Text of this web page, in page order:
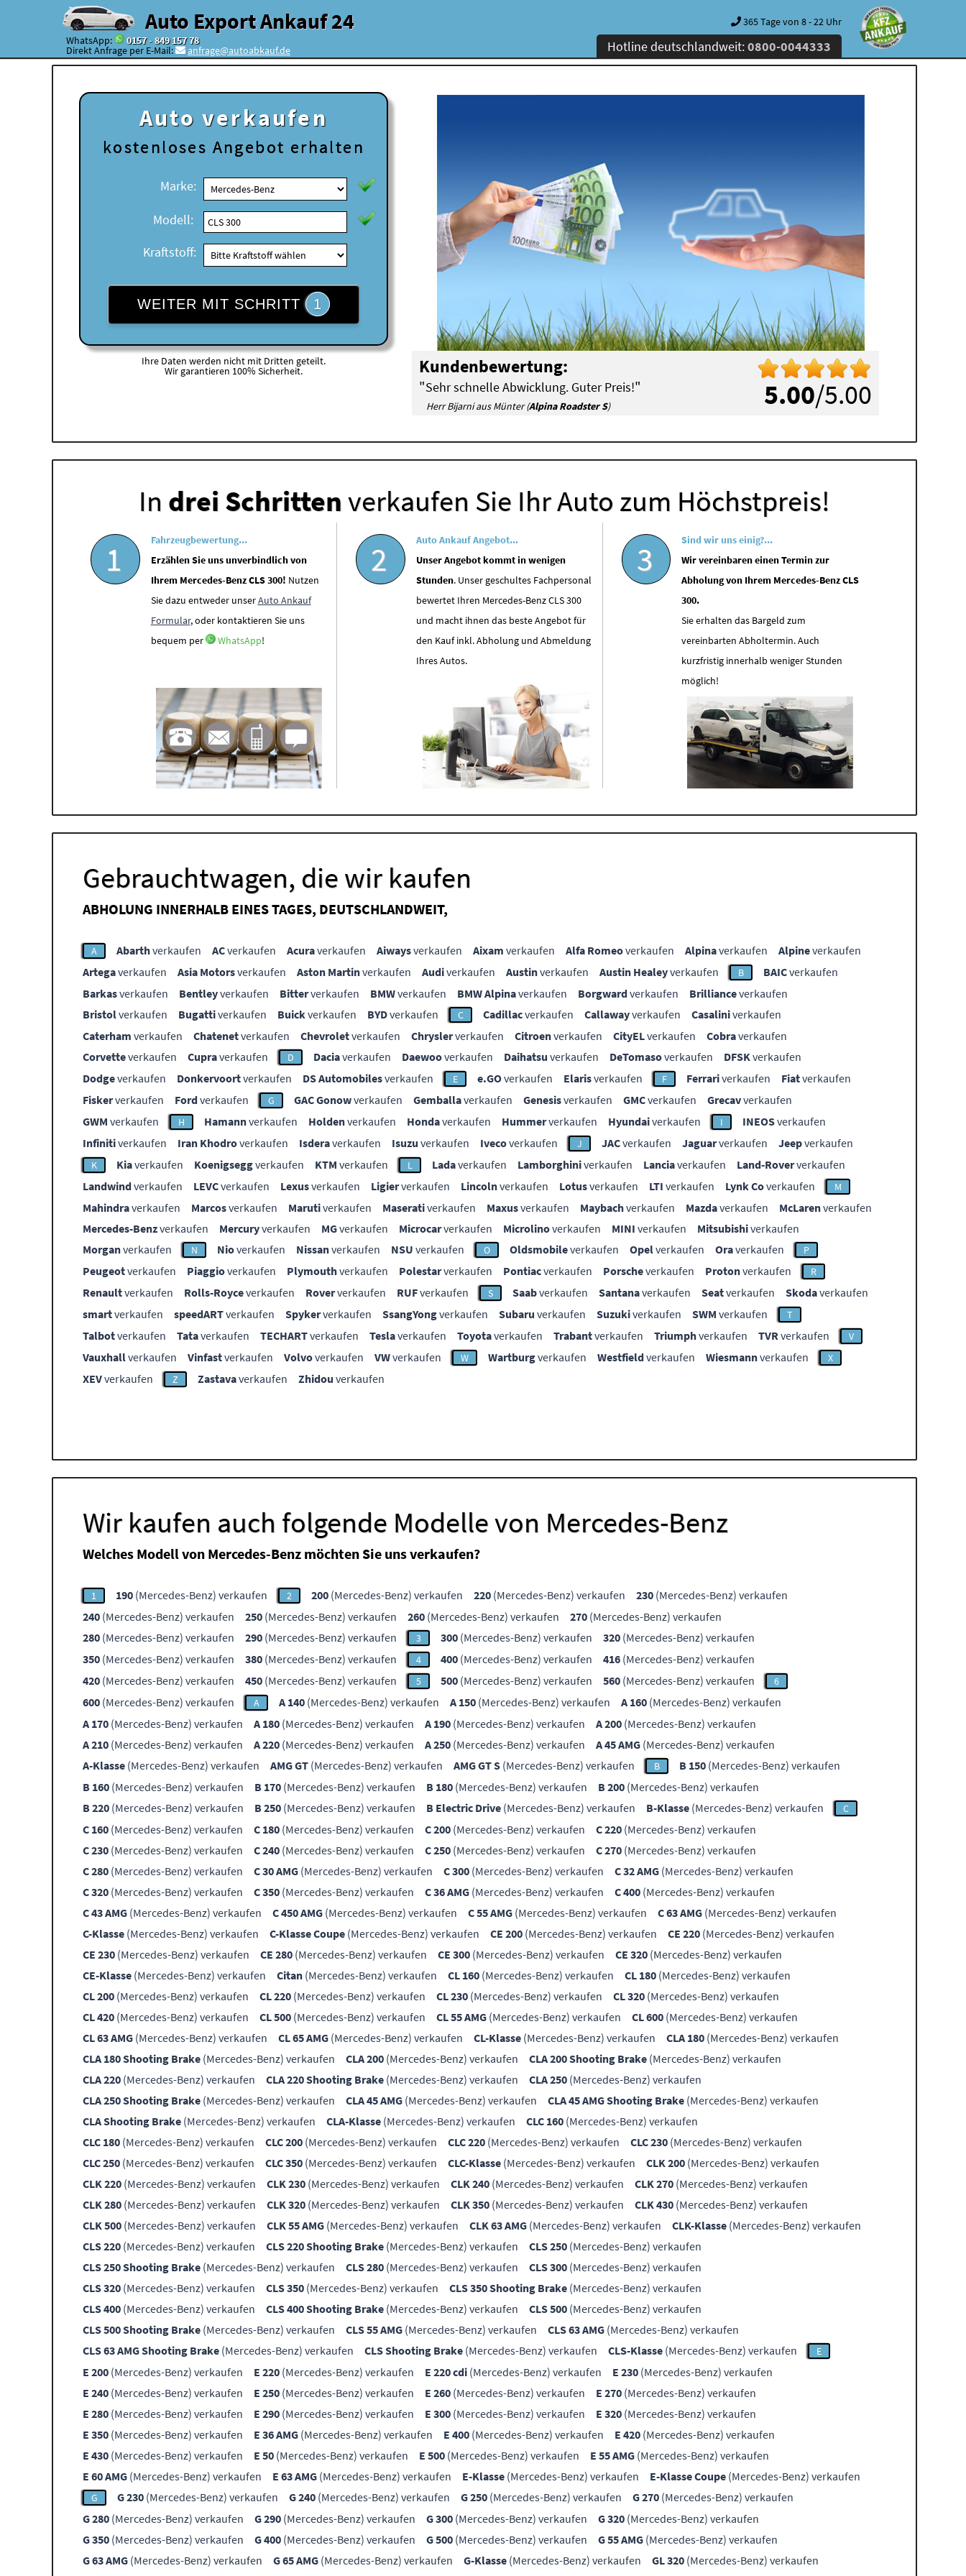
Auto Export Ankauf 24
WhatsApp: 0157 - 849 157 78
Direkt Anfrage per E-Mail: anfrage@autoabkauf.de
365 Tage von 8 - 22 Uhr
Hotline deutschlandweit:0800-0044333
Auto verkaufen
kostenloses Angebot erhalten
Marke:
Modell:
Kraftstoff:
WEITER MIT SCHRITT 1
Ihre Daten werden nicht mit Dritten geteilt.
Wir garantieren 100% Sicherheit.
5.00/5.00
Kundenbewertung:
"Sehr schnelle Abwicklung. Guter Preis!"
Herr Bijarni aus Münter (Alpina Roadster S)
In drei Schrittenverkaufen Sie Ihr Auto zum Höchstpreis!
1
Fahrzeugbewertung...
Erzählen Sie uns unverbindlich von
Ihrem Mercedes-Benz CLS 300! Nutzen
Sie dazu entweder unserAuto Ankauf
Formular, oder kontaktieren Sie uns
bequem per
WhatsApp!
2
Auto Ankauf Angebot...
Unser Angebot kommt in wenigen
Stunden. Unser geschultes Fachpersonal
bewertet Ihren Mercedes-Benz CLS 300
und macht ihnen das beste Angebot für
den Kauf inkl. Abholung und Abmeldung
Ihres Autos.
3
Sind wir uns einig?...
Wir vereinbaren einen Termin zur
Abholung von Ihrem Mercedes-Benz CLS
300.
Sie erhalten das Bargeld zum
vereinbarten Abholtermin. Auch
kurzfristig innerhalb weniger Stunden
möglich!
Gebrauchtwagen, die wir kaufen
ABHOLUNG INNERHALB EINES TAGES, DEUTSCHLANDWEIT,
A Abarthverkaufen ACverkaufen Acuraverkaufen Aiwaysverkaufen Aixam verkaufen Alfa Romeoverkaufen Alpinaverkaufen Alpineverkaufen
Artegaverkaufen Asia Motorsverkaufen Aston Martinverkaufen Audiverkaufen Austinverkaufen Austin Healeyverkaufen B BAICverkaufen
Barkasverkaufen Bentleyverkaufen Bitterverkaufen BMWverkaufen BMW Alpinaverkaufen Borgwardverkaufen Brillianceverkaufen
Bristolverkaufen Bugattiverkaufen Buickverkaufen BYDverkaufen C Cadillacverkaufen Callawayverkaufen Casaliniverkaufen
Caterham verkaufen Chatenetverkaufen Chevroletverkaufen Chryslerverkaufen Citroenverkaufen CityELverkaufen Cobraverkaufen
Corvetteverkaufen Cupraverkaufen D Daciaverkaufen Daewooverkaufen Daihatsu verkaufen DeTomasoverkaufen DFSKverkaufen
Dodgeverkaufen Donkervoortverkaufen DS Automobilesverkaufen E e.GOverkaufen Elarisverkaufen F Ferrariverkaufen Fiatverkaufen
Fiskerverkaufen Fordverkaufen G GAC Gonowverkaufen Gemballaverkaufen Genesisverkaufen GMCverkaufen Grecavverkaufen
GWM verkaufen H Hamannverkaufen Holdenverkaufen Hondaverkaufen Hummerverkaufen Hyundaiverkaufen I INEOSverkaufen
Infinitiverkaufen Iran Khodroverkaufen Isderaverkaufen Isuzu verkaufen Ivecoverkaufen J JACverkaufen Jaguarverkaufen Jeepverkaufen
K Kiaverkaufen Koenigseggverkaufen KTM verkaufen L Ladaverkaufen Lamborghiniverkaufen Lanciaverkaufen Land-Roververkaufen
Landwindverkaufen LEVCverkaufen Lexusverkaufen Ligierverkaufen Lincolnverkaufen Lotusverkaufen LTI verkaufen Lynk Coverkaufen M
Mahindraverkaufen Marcosverkaufen Marutiverkaufen Maserativerkaufen Maxusverkaufen Maybachverkaufen Mazdaverkaufen McLarenverkaufen
Mercedes-Benzverkaufen Mercuryverkaufen MGverkaufen Microcarverkaufen Microlinoverkaufen MINI verkaufen Mitsubishiverkaufen
Morganverkaufen N Nioverkaufen Nissanverkaufen NSU verkaufen O Oldsmobileverkaufen Opelverkaufen Oraverkaufen P
Peugeotverkaufen Piaggioverkaufen Plymouthverkaufen Polestarverkaufen Pontiacverkaufen Porscheverkaufen Protonverkaufen R
Renaultverkaufen Rolls-Royceverkaufen Roververkaufen RUFverkaufen S Saabverkaufen Santanaverkaufen Seatverkaufen Skodaverkaufen
smartverkaufen speedARTverkaufen Spykerverkaufen SsangYongverkaufen Subaru verkaufen Suzukiverkaufen SWM verkaufen T
Talbotverkaufen Tataverkaufen TECHARTverkaufen Teslaverkaufen Toyotaverkaufen Trabantverkaufen Triumphverkaufen TVRverkaufen V
Vauxhallverkaufen Vinfastverkaufen Volvoverkaufen VWverkaufen W Wartburgverkaufen Westfieldverkaufen Wiesmannverkaufen X
XEVverkaufen Z Zastavaverkaufen Zhidou verkaufen
Wir kaufen auch folgende Modelle von Mercedes-Benz
Welches Modell von Mercedes-Benz möchten Sie uns verkaufen?
1 190 (Mercedes-Benz) verkaufen 2 200 (Mercedes-Benz) verkaufen 220 (Mercedes-Benz) verkaufen 230 (Mercedes-Benz) verkaufen
240 (Mercedes-Benz) verkaufen 250 (Mercedes-Benz) verkaufen 260 (Mercedes-Benz) verkaufen 270 (Mercedes-Benz) verkaufen
280 (Mercedes-Benz) verkaufen 290 (Mercedes-Benz) verkaufen 3 300 (Mercedes-Benz) verkaufen 320 (Mercedes-Benz) verkaufen
350 (Mercedes-Benz) verkaufen 380 (Mercedes-Benz) verkaufen 4 400 (Mercedes-Benz) verkaufen 416 (Mercedes-Benz) verkaufen
420 (Mercedes-Benz) verkaufen 450 (Mercedes-Benz) verkaufen 5 500 (Mercedes-Benz) verkaufen 560 (Mercedes-Benz) verkaufen 6
600 (Mercedes-Benz) verkaufen A A 140 (Mercedes-Benz) verkaufen A 150 (Mercedes-Benz) verkaufen A 160 (Mercedes-Benz) verkaufen
A 170 (Mercedes-Benz) verkaufen A 180 (Mercedes-Benz) verkaufen A 190 (Mercedes-Benz) verkaufen A 200 (Mercedes-Benz) verkaufen
A 210 (Mercedes-Benz) verkaufen A 220 (Mercedes-Benz) verkaufen A 250 (Mercedes-Benz) verkaufen A 45 AMG (Mercedes-Benz) verkaufen
A-Klasse (Mercedes-Benz) verkaufen AMG GT (Mercedes-Benz) verkaufen AMG GT S (Mercedes-Benz) verkaufen B B 150 (Mercedes-Benz) verkaufen
B 160 (Mercedes-Benz) verkaufen B 170 (Mercedes-Benz) verkaufen B 180 (Mercedes-Benz) verkaufen B 200 (Mercedes-Benz) verkaufen
B 220 (Mercedes-Benz) verkaufen B 250 (Mercedes-Benz) verkaufen B Electric Drive (Mercedes-Benz) verkaufen B-Klasse (Mercedes-Benz) verkaufen C
C 160 (Mercedes-Benz) verkaufen C 180 (Mercedes-Benz) verkaufen C 200 (Mercedes-Benz) verkaufen C 220 (Mercedes-Benz) verkaufen
C 230 (Mercedes-Benz) verkaufen C 240 (Mercedes-Benz) verkaufen C 250 (Mercedes-Benz) verkaufen C 270 (Mercedes-Benz) verkaufen
C 280 (Mercedes-Benz) verkaufen C 30 AMG (Mercedes-Benz) verkaufen C 300 (Mercedes-Benz) verkaufen C 32 AMG (Mercedes-Benz) verkaufen
C 320 (Mercedes-Benz) verkaufen C 350 (Mercedes-Benz) verkaufen C 36 AMG (Mercedes-Benz) verkaufen C 400 (Mercedes-Benz) verkaufen
C 43 AMG (Mercedes-Benz) verkaufen C 450 AMG (Mercedes-Benz) verkaufen C 55 AMG (Mercedes-Benz) verkaufen C 63 AMG (Mercedes-Benz) verkaufen
C-Klasse (Mercedes-Benz) verkaufen C-Klasse Coupe (Mercedes-Benz) verkaufen CE 200 (Mercedes-Benz) verkaufen CE 220 (Mercedes-Benz) verkaufen
CE 230 (Mercedes-Benz) verkaufen CE 280 (Mercedes-Benz) verkaufen CE 300 (Mercedes-Benz) verkaufen CE 320 (Mercedes-Benz) verkaufen
CE-Klasse (Mercedes-Benz) verkaufen Citan (Mercedes-Benz) verkaufen CL 160 (Mercedes-Benz) verkaufen CL 180 (Mercedes-Benz) verkaufen
CL 200 (Mercedes-Benz) verkaufen CL 220 (Mercedes-Benz) verkaufen CL 230 (Mercedes-Benz) verkaufen CL 320 (Mercedes-Benz) verkaufen
CL 420 (Mercedes-Benz) verkaufen CL 500 (Mercedes-Benz) verkaufen CL 55 AMG (Mercedes-Benz) verkaufen CL 600 (Mercedes-Benz) verkaufen
CL 63 AMG (Mercedes-Benz) verkaufen CL 65 AMG (Mercedes-Benz) verkaufen CL-Klasse (Mercedes-Benz) verkaufen CLA 180 (Mercedes-Benz) verkaufen
CLA 180 Shooting Brake (Mercedes-Benz) verkaufen CLA 200 (Mercedes-Benz) verkaufen CLA 200 Shooting Brake (Mercedes-Benz) verkaufen
CLA 220 (Mercedes-Benz) verkaufen CLA 220 Shooting Brake (Mercedes-Benz) verkaufen CLA 250 (Mercedes-Benz) verkaufen
CLA 250 Shooting Brake (Mercedes-Benz) verkaufen CLA 45 AMG (Mercedes-Benz) verkaufen CLA 45 AMG Shooting Brake (Mercedes-Benz) verkaufen
CLA Shooting Brake (Mercedes-Benz) verkaufen CLA-Klasse (Mercedes-Benz) verkaufen CLC 160 (Mercedes-Benz) verkaufen
CLC 180 (Mercedes-Benz) verkaufen CLC 200 (Mercedes-Benz) verkaufen CLC 220 (Mercedes-Benz) verkaufen CLC 230 (Mercedes-Benz) verkaufen
CLC 250 (Mercedes-Benz) verkaufen CLC 350 (Mercedes-Benz) verkaufen CLC-Klasse (Mercedes-Benz) verkaufen CLK 200 (Mercedes-Benz) verkaufen
CLK 220 (Mercedes-Benz) verkaufen CLK 230 (Mercedes-Benz) verkaufen CLK 240 (Mercedes-Benz) verkaufen CLK 270 (Mercedes-Benz) verkaufen
CLK 280 (Mercedes-Benz) verkaufen CLK 320 (Mercedes-Benz) verkaufen CLK 350 (Mercedes-Benz) verkaufen CLK 430 (Mercedes-Benz) verkaufen
CLK 500 (Mercedes-Benz) verkaufen CLK 55 AMG (Mercedes-Benz) verkaufen CLK 63 AMG (Mercedes-Benz) verkaufen CLK-Klasse (Mercedes-Benz) verkaufen
CLS 220 (Mercedes-Benz) verkaufen CLS 220 Shooting Brake (Mercedes-Benz) verkaufen CLS 250 (Mercedes-Benz) verkaufen
CLS 250 Shooting Brake (Mercedes-Benz) verkaufen CLS 280 (Mercedes-Benz) verkaufen CLS 300 (Mercedes-Benz) verkaufen
CLS 320 (Mercedes-Benz) verkaufen CLS 350 (Mercedes-Benz) verkaufen CLS 350 Shooting Brake (Mercedes-Benz) verkaufen
CLS 400 (Mercedes-Benz) verkaufen CLS 400 Shooting Brake (Mercedes-Benz) verkaufen CLS 500 (Mercedes-Benz) verkaufen
CLS 500 Shooting Brake (Mercedes-Benz) verkaufen CLS 55 AMG (Mercedes-Benz) verkaufen CLS 63 AMG (Mercedes-Benz) verkaufen
CLS 63 AMG Shooting Brake (Mercedes-Benz) verkaufen CLS Shooting Brake (Mercedes-Benz) verkaufen CLS-Klasse (Mercedes-Benz) verkaufen E
E 200 (Mercedes-Benz) verkaufen E 220 (Mercedes-Benz) verkaufen E 220 cdi (Mercedes-Benz) verkaufen E 230 (Mercedes-Benz) verkaufen
E 240 (Mercedes-Benz) verkaufen E 250 (Mercedes-Benz) verkaufen E 260 (Mercedes-Benz) verkaufen E 270 (Mercedes-Benz) verkaufen
E 280 (Mercedes-Benz) verkaufen E 290 (Mercedes-Benz) verkaufen E 300 (Mercedes-Benz) verkaufen E 320 (Mercedes-Benz) verkaufen
E 350 (Mercedes-Benz) verkaufen E 36 AMG (Mercedes-Benz) verkaufen E 400 (Mercedes-Benz) verkaufen E 420 (Mercedes-Benz) verkaufen
E 430 (Mercedes-Benz) verkaufen E 50 (Mercedes-Benz) verkaufen E 500 (Mercedes-Benz) verkaufen E 55 AMG (Mercedes-Benz) verkaufen
E 60 AMG (Mercedes-Benz) verkaufen E 63 AMG (Mercedes-Benz) verkaufen E-Klasse (Mercedes-Benz) verkaufen E-Klasse Coupe (Mercedes-Benz) verkaufen
G G 230 (Mercedes-Benz) verkaufen G 240 (Mercedes-Benz) verkaufen G 250 (Mercedes-Benz) verkaufen G 270 (Mercedes-Benz) verkaufen
G 280 (Mercedes-Benz) verkaufen G 290 (Mercedes-Benz) verkaufen G 300 (Mercedes-Benz) verkaufen G 320 (Mercedes-Benz) verkaufen
G 350 (Mercedes-Benz) verkaufen G 400 (Mercedes-Benz) verkaufen G 500 (Mercedes-Benz) verkaufen G 55 AMG (Mercedes-Benz) verkaufen
G 63 AMG (Mercedes-Benz) verkaufen G 65 AMG (Mercedes-Benz) verkaufen G-Klasse (Mercedes-Benz) verkaufen GL 320 (Mercedes-Benz) verkaufen